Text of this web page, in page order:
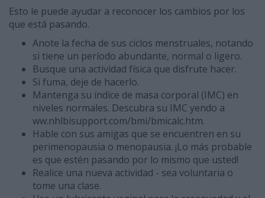
Esto le puede ayudar a reconocer los cambios por los
que está pasando.
Anote la fecha de sus ciclos menstruales, notando
si tiene un período abundante, normal o ligero.
Busque una actividad física que disfrute hacer.
Si fuma, deje de hacerlo.
Mantenga su índice de masa corporal (IMC) en
niveles normales. Descubra su IMC yendo a
ww.nhlbisupport.com/bmi/bmicalc.htm.
Hable con sus amigas que se encuentren en su
perimenopausia o menopausia. ¡Lo más probable
es que estén pasando por lo mismo que usted!
Realice una nueva actividad - sea voluntaria o
tome una clase.